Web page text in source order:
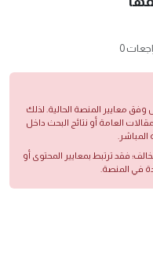
معايير المنصة الحالية. لذلك
العامة أو نتائج البحث داخل
فقد ترتبط بمعايير المحتوى أو
في المنصة.